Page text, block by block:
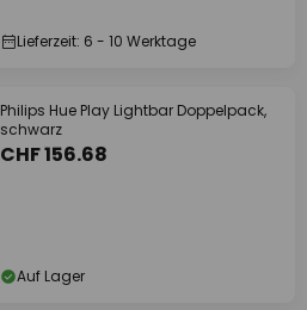
Lieferzeit: 6 - 10 Werktage
Philips Hue Play Lightbar Doppelpack,
schwarz
CHF 156.68
Auf Lager